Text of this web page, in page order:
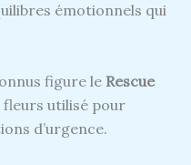
émotionnels qui
figure le Rescue
fleurs utilisé pour
d’urgence.